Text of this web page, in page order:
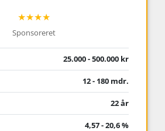
★★★★
Sponsoreret
25.000 - 500.000 kr
12 - 180 mdr.
22 år
4,57 - 20,6 %